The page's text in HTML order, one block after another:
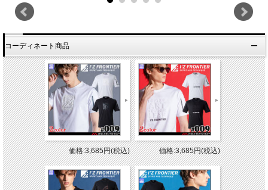
コーディネート商品
価格:3,685円(税込) 価格:3,685円(税込)